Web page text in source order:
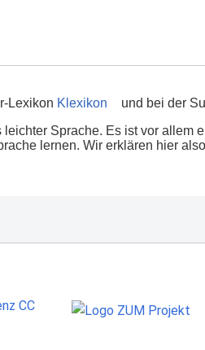
Lexikon Klexikon und bei der
Sprache. Es ist vor allem
lernen. Wir erklären hier